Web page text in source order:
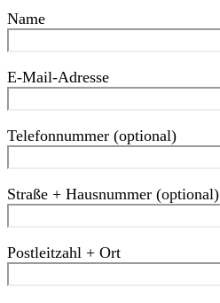
Name
E-Mail-Adresse
Telefonnummer (optional)
Straße + Hausnummer (optional)
Postleitzahl + Ort